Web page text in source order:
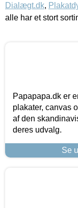
Dialægt.dk,
alle har et stort
Papapapa.dk er
plakater, canvas
af den
deres udvalg.
Se